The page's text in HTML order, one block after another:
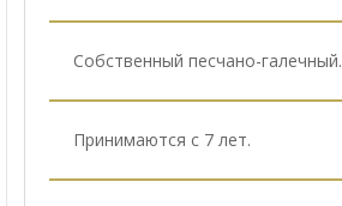
Собственный песчано-галечный.
Принимаются с 7 лет.